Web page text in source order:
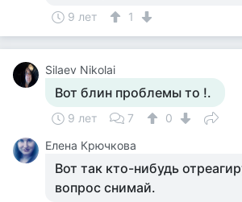
9 лет 1
Silaev Nikolai
Вот блин проблемы то !.
9 лет 7
0
Елена Крючкова
Вот так кто-нибудь
вопрос снимай.